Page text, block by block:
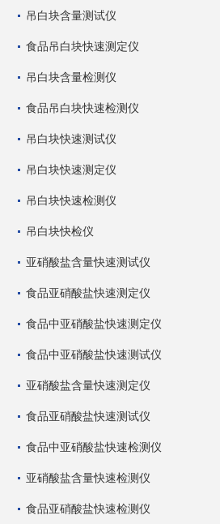
吊白块含量测试仪
食品吊白块快速测定仪
吊白块含量检测仪
食品吊白块快速检测仪
吊白块快速测试仪
吊白块快速测定仪
吊白块快速检测仪
吊白块快检仪
亚硝酸盐含量快速测试仪
食品亚硝酸盐快速测定仪
食品中亚硝酸盐快速测定仪
食品中亚硝酸盐快速测试仪
亚硝酸盐含量快速测定仪
食品亚硝酸盐快速测试仪
食品中亚硝酸盐快速检测仪
亚硝酸盐含量快速检测仪
食品亚硝酸盐快速检测仪